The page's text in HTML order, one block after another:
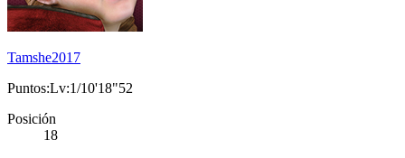
Tamshe2017
Puntos:Lv:1/10'18"52
Posición
18